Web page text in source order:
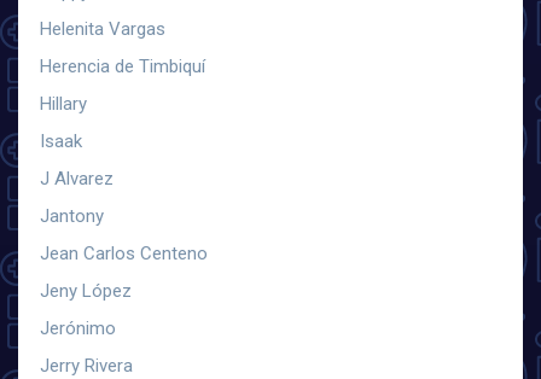
Helenita Vargas
Herencia de Timbiquí
Hillary
Isaak
J Alvarez
Jantony
Jean Carlos Centeno
Jeny López
Jerónimo
Jerry Rivera